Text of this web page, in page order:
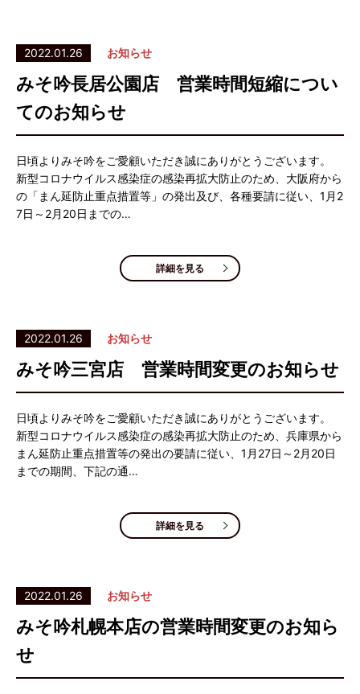
2022.01.26 お知らせ
みそ吟長居公園店 営業時間短縮につい
てのお知らせ
日頃よりみそ吟をご愛顧いただき誠にありがとうございます。
新型コロナウイルス感染症の感染再拡大防止のため、大阪府から
の「まん延防止重点措置等」の発出及び、各種要請に従い、1月2
7日～2月20日までの…
詳細を見る
2022.01.26 お知らせ
みそ吟三宮店 営業時間変更のお知らせ
日頃よりみそ吟をご愛顧いただき誠にありがとうございます。
新型コロナウイルス感染症の感染再拡大防止のため、兵庫県から
まん延防止重点措置等の発出の要請に従い、1月27日～2月20日
までの期間、下記の通…
詳細を見る
2022.01.26 お知らせ
みそ吟札幌本店の営業時間変更のお知ら
せ